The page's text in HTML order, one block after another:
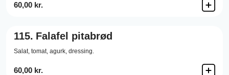
60,00 kr.
115. Falafel pitabrød
Salat, tomat, agurk, dressing.
60,00 kr.